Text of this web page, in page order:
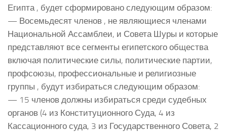
Египта , будет сформировано следующим образом:
— Восемьдесят членов , не являющиеся членами
Национальной Ассамблеи, и Совета Шуры и которые
представляют все сегменты египетского общества
включая политические силы, политические партии,
профсоюзы, профессиональные и религиозные
группы , будут избираться следующим образом:
— 15 членов должны избираться среди судебных
органов (4 из Конституционного Суда, 4 из
Кассационного суда, 3 из Государственного Совета, 2